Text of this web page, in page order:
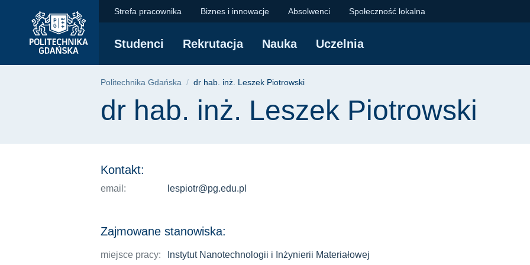
głównego
wyszukiwarki
dr hab. inż. Leszek Piotrowski |
Strefa pracownika Biznes i innowacje Absolwenci Społeczność lokalna
Studenci Rekrutacja Nauka Uczelnia
Ścieżka nawigacyjna
Politechnika Gdańska dr hab. inż. Leszek Piotrowski
Treść strony
dr hab. inż. Leszek Piotrowski
Kontakt:
email: lespiotr@pg.edu.pl
Zajmowane stanowiska:
miejsce pracy:
Instytut Nanotechnologii i Inżynierii Materiałowej